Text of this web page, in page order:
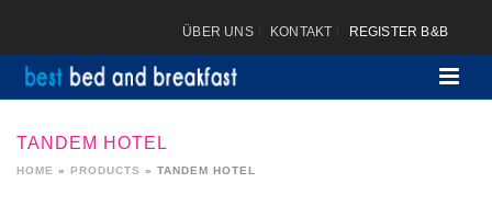
ÜBER UNS KONTAKT REGISTER B&B
TANDEM HOTEL
HOME » PRODUCTS » TANDEM HOTEL